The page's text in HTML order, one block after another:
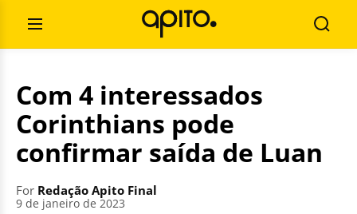
contentOpen
Menu
for:
Com 4 interessados
Corinthians pode
confirmar saída de Luan
For Redação Apito Final
9 de janeiro de 2023